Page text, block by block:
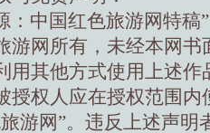
：中国红色旅游网特稿
游网所有，未经本网书
用其他方式使用上述作
授权人应在授权范围内
游网”。违反上述声明